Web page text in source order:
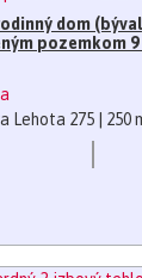
dom
Lehota 275 | 250